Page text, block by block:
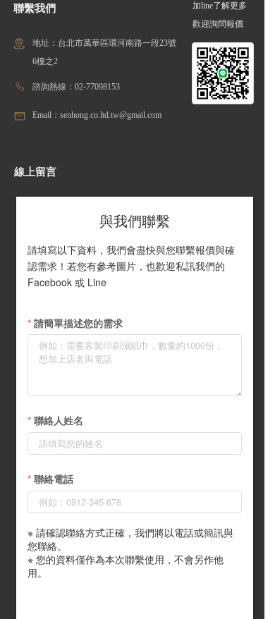
聯繫我們
地址：台北市萬華區環河南路一段23號
6樓之2
諮詢熱線：02-77098153
Email：senhong.co.ltd.tw@gmail.com
線上留言
加line了解更多
歡迎詢問報價
與我們聯繫
請填寫以下資料，我們會盡快與您聯繫報價與確
認需求！若您有參考圖片，也歡迎私訊我們的
Facebook 或 Line
請簡單描述您的需求
聯絡人姓名
聯絡電話
※ 請確認聯絡方式正確，我們將以電話或簡訊與
您聯絡。
※ 您的資料僅作為本次聯繫使用，不會另作他
用。